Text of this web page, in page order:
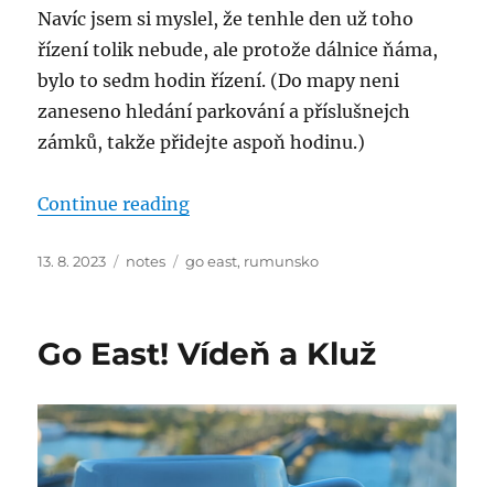
Navíc jsem si myslel, že tenhle den už toho
řízení tolik nebude, ale protože dálnice ňáma,
bylo to sedm hodin řízení. (Do mapy neni
zaneseno hledání parkování a příslušnejch
zámků, takže přidejte aspoň hodinu.)
Continue reading“Go East! Rumunské hrady”
Posted
13. 8. 2023 Categories
notes Tags
go east, rumunsko
Go East! Vídeň a Kluž